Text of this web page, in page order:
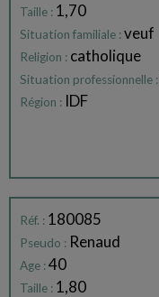
Taille : 1,70
Situation familiale :veuf
Religion : catholique
Situation professionnelle :
Région : IDF
Réf. : 180085
Pseudo : Renaud
Age :40
Taille : 1,80